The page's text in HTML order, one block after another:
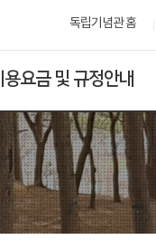
독립기념관 홈
용요금 및 규정안내